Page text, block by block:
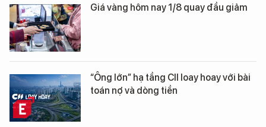
Giá vàng hôm nay 1/8 quay đầu giảm
“Ông lớn” hạ tầng CII loay hoay với bài
toán nợ và dòng tiền